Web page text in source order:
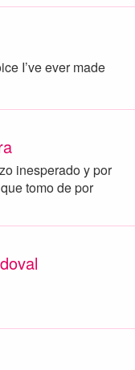
I’ve ever made
inesperado y por
tomo de por